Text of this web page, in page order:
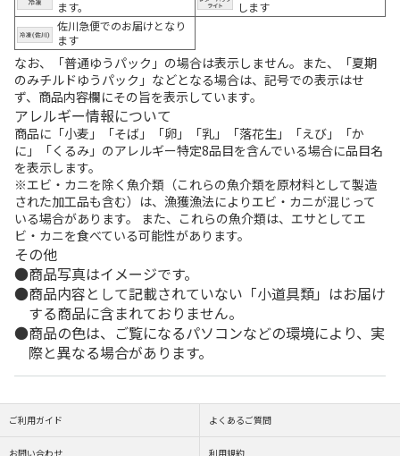
ます。
します
佐川急便でのお届けとなり
ます
なお、「普通ゆうパック」の場合は表示しません。また、「夏期
のみチルドゆうパック」などとなる場合は、記号での表示はせ
ず、商品内容欄にその旨を表示しています。
アレルギー情報について
商品に「小麦」「そば」「卵」「乳」「落花生」「えび」「か
に」「くるみ」のアレルギー特定8品目を含んでいる場合に品目名
を表示します。
※エビ・カニを除く魚介類（これらの魚介類を原材料として製造
された加工品も含む）は、漁獲漁法によりエビ・カニが混じって
いる場合があります。 また、これらの魚介類は、エサとしてエ
ビ・カニを食べている可能性があります。
その他
商品写真はイメージです。
商品内容として記載されていない「小道具類」はお届け
する商品に含まれておりません。
商品の色は、ご覧になるパソコンなどの環境により、実
際と異なる場合があります。
ご利用ガイド よくあるご質問
お問い合わせ 利用規約